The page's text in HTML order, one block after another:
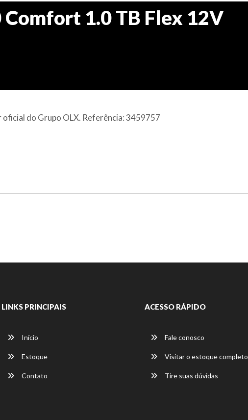
1.0 TB Flex 12V
do Grupo OLX. Referência: 3459757
LINKS PRINCIPAIS
Início
Estoque
Contato
ACESSO RÁPIDO
Fale conosco
Visitar o estoque completo
Tire suas dúvidas